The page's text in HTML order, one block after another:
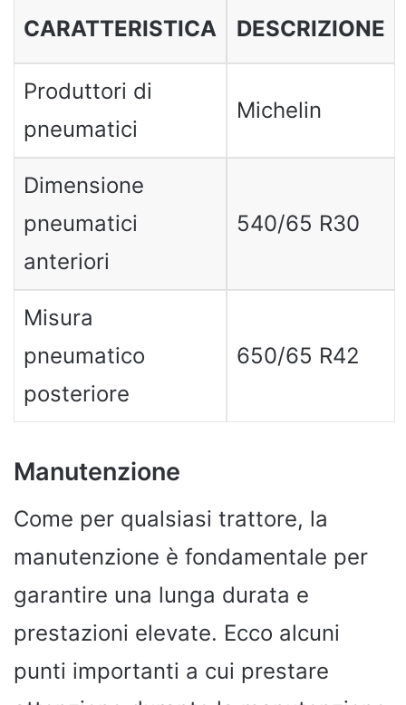
CARATTERISTICA DESCRIZIONE
Produttori di
pneumatici
Michelin
Dimensione
pneumatici
anteriori
540/65 R30
Misura
pneumatico
posteriore
650/65 R42
Manutenzione
Come per qualsiasi trattore, la
manutenzione è fondamentale per
garantire una lunga durata e
prestazioni elevate. Ecco alcuni
punti importanti a cui prestare